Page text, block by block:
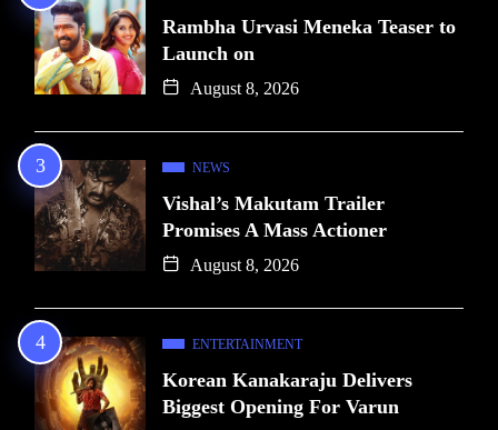
Rambha Urvasi Meneka Teaser to
Launch on
August 8, 2026
NEWS
Vishal’s Makutam Trailer
Promises A Mass Actioner
August 8, 2026
ENTERTAINMENT
Korean Kanakaraju Delivers
Biggest Opening For Varun